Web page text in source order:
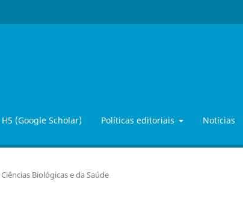
(Google Scholar) Políticas editoriais Notícias
Ciências Biológicas e da Saúde